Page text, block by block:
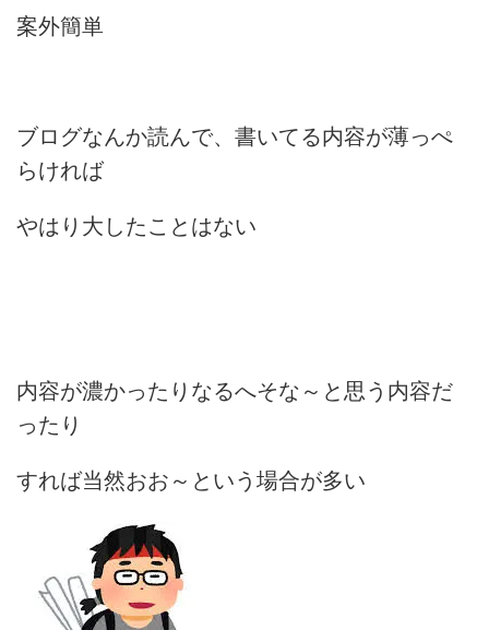
案外簡単
ブログなんか読んで、書いてる内容が薄っぺ
らければ
やはり大したことはない
内容が濃かったりなるへそな～と思う内容だ
ったり
すれば当然おお～という場合が多い